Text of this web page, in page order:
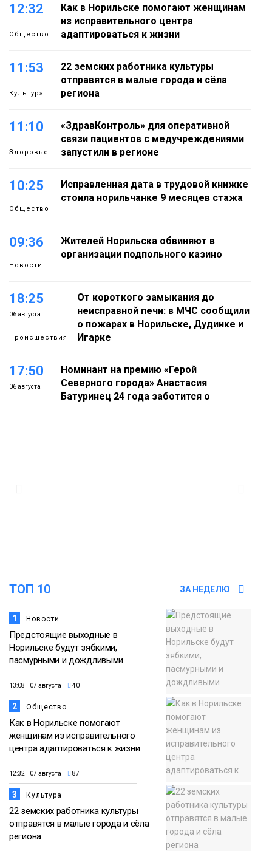
12:32
Общество
Как в Норильске помогают женщинам
из исправительного центра
адаптироваться к жизни
11:53
Культура
22 земских работника культуры
отправятся в малые города и сёла
региона
11:10
Здоровье
«ЗдравКонтроль» для оперативной
связи пациентов с медучреждениями
запустили в регионе
10:25
Общество
Исправленная дата в трудовой книжке
стоила норильчанке 9 месяцев стажа
09:36
Новости
Жителей Норильска обвиняют в
организации подпольного казино
18:25
06 августа
Происшествия
От короткого замыкания до
неисправной печи: в МЧС сообщили
о пожарах в Норильске, Дудинке и
Игарке
17:50
06 августа
Номинант на премию «Герой
Северного города» Анастасия
Батуринец 24 года заботится о
ТОП 10 ЗА НЕДЕЛЮ
1 Новости
Предстоящие выходные в
Норильске будут зябкими,
пасмурными и дождливыми
13:08 07 августа 40
2 Общество
Как в Норильске помогают
женщинам из исправительного
центра адаптироваться к жизни
12:32 07 августа 87
3 Культура
22 земских работника культуры
отправятся в малые города и сёла
региона